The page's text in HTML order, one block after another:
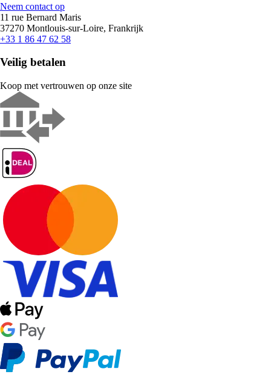
Neem contact op
11 rue Bernard Maris
37270 Montlouis-sur-Loire, Frankrijk
+33 1 86 47 62 58
Veilig betalen
Koop met vertrouwen op onze site